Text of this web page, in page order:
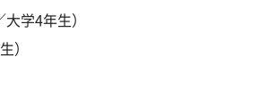
学4年生）
）